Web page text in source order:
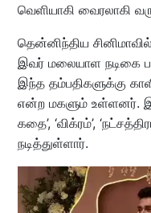
வெளியாகி வைரலாகி
தென்னிந்திய
இவர் மலையாள நடிகை
இந்த தம்பதிகளுக்கு
என்ற மகளும் உள்ளனர்.
கதை’, ‘விக்ரம்’,
நடித்துள்ளார்.